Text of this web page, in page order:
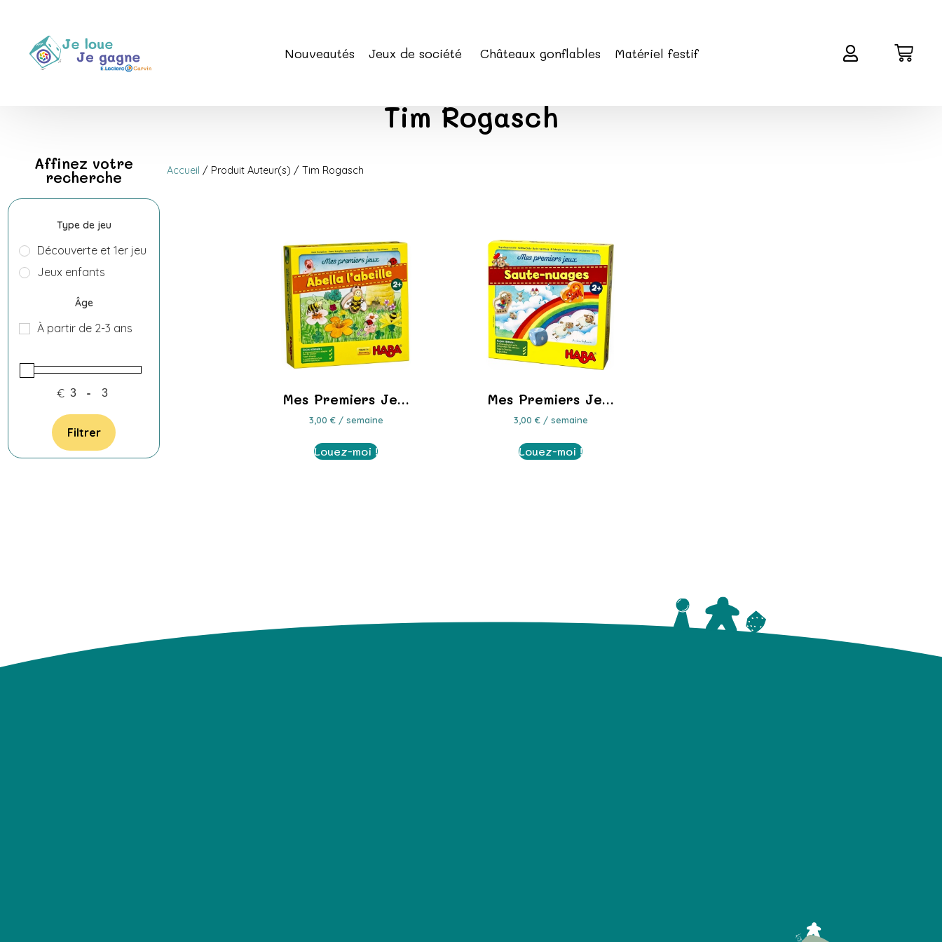
Nouveautés Jeux de société Châteaux gonflables Matériel festif
Tim Rogasch
Affinez votre
recherche
Type de jeu
Découverte et 1er jeu
Jeux enfants
Âge
À partir de 2-3 ans
€ -
Filtrer
Accueil / Produit Auteur(s) / Tim Rogasch
Mes Premiers Je…
3,00 €/ semaine
Louez-moi !
Mes Premiers Je…
3,00 €/ semaine
Louez-moi !